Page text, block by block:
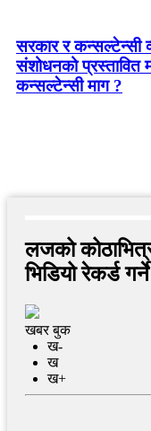
सरकार र कन्सल्टेन्सी
संशोधनको प्रस्तावित
कन्सल्टेन्सी माग ?
लजको
भिडियो रेकर्ड
खबर बुक
ख-
ख
ख+